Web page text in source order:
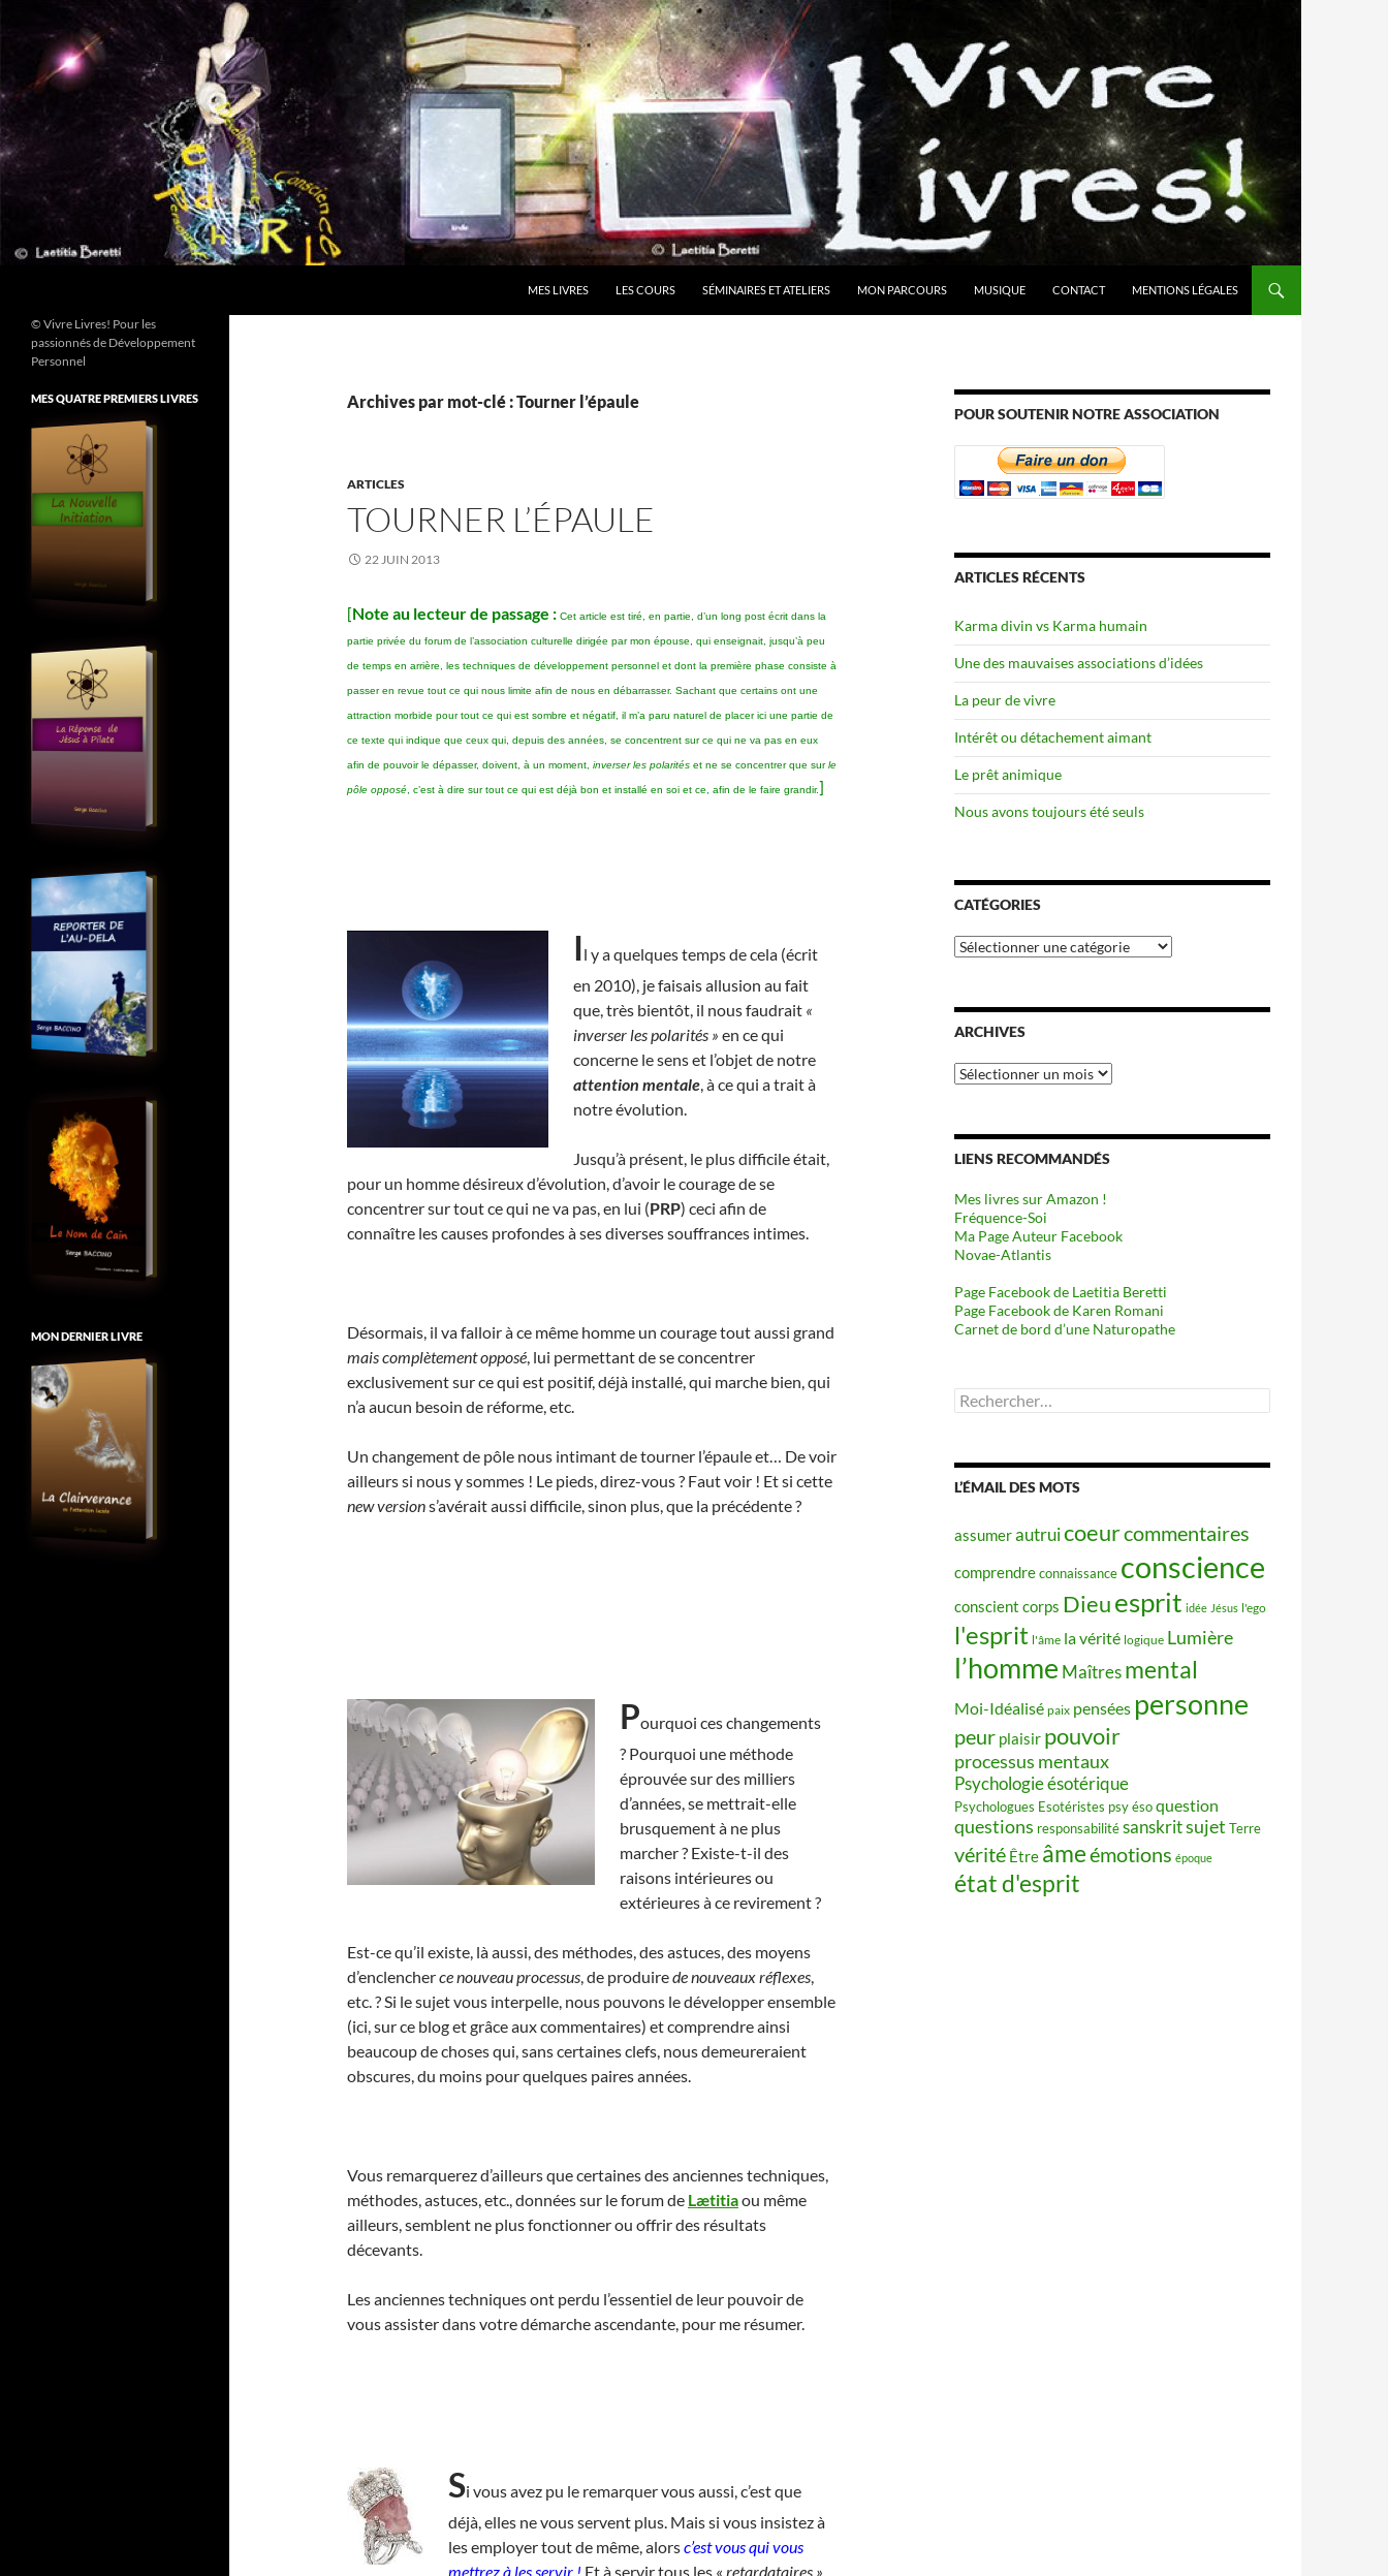
contenu
MES LIVRES LES COURS SÉMINAIRES ET ATELIERS MON PARCOURS MUSIQUE CONTACT MENTIONS LÉGALES
Archives par mot-clé : Tourner l’épaule
ARTICLES
TOURNER L’ÉPAULE
22 JUIN 2013
[Note au lecteur de passage : Cet article est tiré, en partie, d’un long post écrit dans la
partie privée du forum de l’association culturelle dirigée par mon épouse, qui enseignait, jusqu’à peu
de temps en arrière, les techniques de développement personnel et dont la première phase consiste à
passer en revue tout ce qui nous limite afin de nous en débarrasser. Sachant que certains ont une
attraction morbide pour tout ce qui est sombre et négatif, il m’a paru naturel de placer ici une partie de
ce texte qui indique que ceux qui, depuis des années, se concentrent sur ce qui ne va pas en eux
afin de pouvoir le dépasser, doivent, à un moment, inverser les polarités et ne se concentrer que surle
pôle opposé , c’est à dire sur tout ce qui est déjà bon et installé en soi et ce, afin de le faire grandir.]
Il y a quelques temps de cela (écrit
en 2010), je faisais allusion au fait
que, très bientôt, il nous faudrait «
inverser les polarités » en ce qui
concerne le sens et l’objet de notre
attention mentale, à ce qui a trait à
notre évolution.
Jusqu’à présent, le plus difficile était,
pour un homme désireux d’évolution, d’avoir le courage de se
concentrer sur tout ce qui ne va pas, en lui (PRP) ceci afin de
connaître les causes profondes à ses diverses souffrances intimes.
Désormais, il va falloir à ce même homme un courage tout aussi grand
mais complètement opposé, lui permettant de se concentrer
exclusivement sur ce qui est positif, déjà installé, qui marche bien, qui
n’a aucun besoin de réforme, etc.
Un changement de pôle nous intimant de tourner l’épaule et… De voir
ailleurs si nous y sommes ! Le pieds, direz-vous ? Faut voir ! Et si cette
new versions’avérait aussi difficile, sinon plus, que la précédente ?
Pourquoi ces changements
? Pourquoi une méthode
éprouvée sur des milliers
d’années, se mettrait-elle
brusquement à ne plus
marcher ? Existe-t-il des
raisons intérieures ou
extérieures à ce revirement ?
Est-ce qu’il existe, là aussi, des méthodes, des astuces, des moyens
d’enclencherce nouveau processus, de produirede nouveaux réflexes,
etc. ? Si le sujet vous interpelle, nous pouvons le développer ensemble
(ici, sur ce blog et grâce aux commentaires) et comprendre ainsi
beaucoup de choses qui, sans certaines clefs, nous demeureraient
obscures, du moins pour quelques paires années.
Vous remarquerez d’ailleurs que certaines des anciennes techniques,
méthodes, astuces, etc., données sur le forum de Lætitiaou même
ailleurs, semblent ne plus fonctionner ou offrir des résultats
décevants.
Les anciennes techniques ont perdu l’essentiel de leur pouvoir de
vous assister dans votre démarche ascendante, pour me résumer.
Si vous avez pu le remarquer vous aussi, c’est que
déjà, elles ne vous servent plus. Mais si vous insistez à
les employer tout de même, alorsc’est vous qui vous
mettrez à les servir ! Et à servir tous les « retardataires »
POUR SOUTENIR NOTRE ASSOCIATION
ARTICLES RÉCENTS
Karma divin vs Karma humain
Une des mauvaises associations d’idées
La peur de vivre
Intérêt ou détachement aimant
Le prêt animique
Nous avons toujours été seuls
CATÉGORIES
Catégories
ARCHIVES
Archives
LIENS RECOMMANDÉS
Mes livres sur Amazon !
Fréquence-Soi
Ma Page Auteur Facebook
Novae-Atlantis
Page Facebook de Laetitia Beretti
Page Facebook de Karen Romani
Carnet de bord d’une Naturopathe
Rechercher :
L’ÉMAIL DES MOTS
assumerautruicoeurcommentaires
comprendreconnaissance conscience
conscient corps Dieuesprit idée Jésus l'ego
l'esprit l'âme la vérité logique Lumière
l’homme Maîtres mental
Moi-Idéalisé paix pensées personne
peur plaisir pouvoir
processus mentaux
Psychologie ésotérique
Psychologues Esotéristes psy ésoquestion
questions responsabilitésanskritsujet Terre
vérité Être âmeémotions époque
état d'esprit
© Vivre Livres! Pour les
passionnés de Développement
Personnel
MES QUATRE PREMIERS LIVRES
MON DERNIER LIVRE